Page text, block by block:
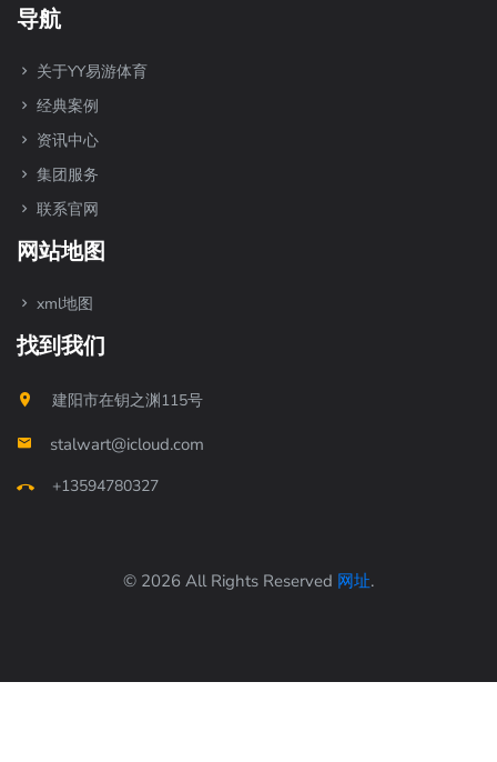
导航
关于YY易游体育
经典案例
资讯中心
集团服务
联系官网
网站地图
xml地图
找到我们
建阳市在钥之渊115号
stalwart@icloud.com
+13594780327
© 2026 All Rights Reserved 网址.